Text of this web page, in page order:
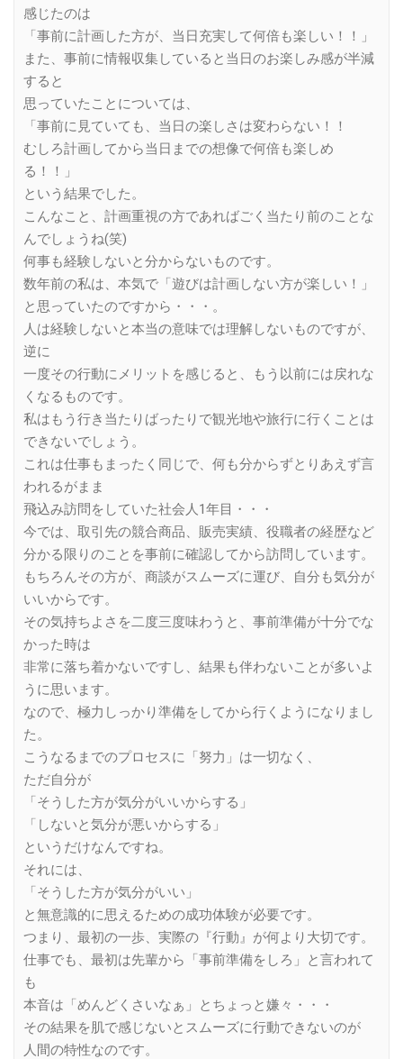
感じたのは
「事前に計画した方が、当日充実して何倍も楽しい！！」
また、事前に情報収集していると当日のお楽しみ感が半減
すると
思っていたことについては、
「事前に見ていても、当日の楽しさは変わらない！！
むしろ計画してから当日までの想像で何倍も楽しめ
る！！」
という結果でした。
こんなこと、計画重視の方であればごく当たり前のことな
んでしょうね(笑)
何事も経験しないと分からないものです。
数年前の私は、本気で「遊びは計画しない方が楽しい！」
と思っていたのですから・・・。
人は経験しないと本当の意味では理解しないものですが、
逆に
一度その行動にメリットを感じると、もう以前には戻れな
くなるものです。
私はもう行き当たりばったりで観光地や旅行に行くことは
できないでしょう。
これは仕事もまったく同じで、何も分からずとりあえず言
われるがまま
飛込み訪問をしていた社会人1年目・・・
今では、取引先の競合商品、販売実績、役職者の経歴など
分かる限りのことを事前に確認してから訪問しています。
もちろんその方が、商談がスムーズに運び、自分も気分が
いいからです。
その気持ちよさを二度三度味わうと、事前準備が十分でな
かった時は
非常に落ち着かないですし、結果も伴わないことが多いよ
うに思います。
なので、極力しっかり準備をしてから行くようになりまし
た。
こうなるまでのプロセスに「努力」は一切なく、
ただ自分が
「そうした方が気分がいいからする」
「しないと気分が悪いからする」
というだけなんですね。
それには、
「そうした方が気分がいい」
と無意識的に思えるための成功体験が必要です。
つまり、最初の一歩、実際の『行動』が何より大切です。
仕事でも、最初は先輩から「事前準備をしろ」と言われて
も
本音は「めんどくさいなぁ」とちょっと嫌々・・・
その結果を肌で感じないとスムーズに行動できないのが
人間の特性なのです。